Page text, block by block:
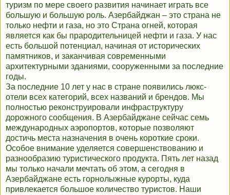
туризм по мере своего развития начинает играть все
большую и большую роль. Азербайджан – это страна не
только нефти и газа, но это Страна огней, которая
является как бы прародительницей нефти и газа. У нас
есть большой потенциал, начиная от исторических
памятников, и заканчивая современными
архитектурными зданиями, сооруженными за последние
годы.
За последние 10 лет у нас в стране появились люкс-
отели всех категорий, всех названий и брендов. Мы
полностью реконструировали инфраструктуру
дорожного сообщения. В Азербайджане сейчас семь
международных аэропортов, которые позволяют
достичь места назначения в очень короткие сроки.
Особое внимание уделяется совершенствованию и
разнообразию туристического продукта. Пять лет назад
мы только начали мечтать об этом, а сегодня в
Азербайджане есть горнолыжные курорты, куда
привлекается большое количество туристов. Наши